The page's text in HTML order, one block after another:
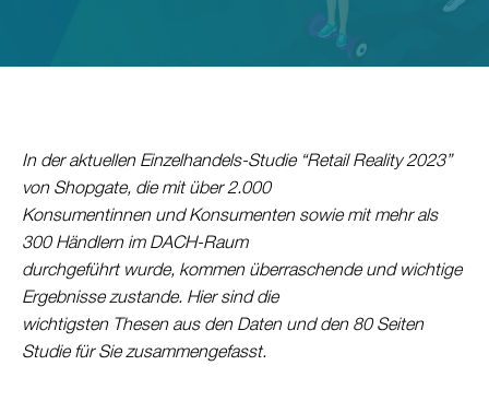
In der aktuellen Einzelhandels-Studie “Retail Reality 2023”
von Shopgate, die mit über 2.000
Konsumentinnen und Konsumenten sowie mit mehr als
300 Händlern im DACH-Raum
durchgeführt wurde, kommen überraschende und wichtige
Ergebnisse zustande. Hier sind die
wichtigsten Thesen aus den Daten und den 80 Seiten
Studie für Sie zusammengefasst.